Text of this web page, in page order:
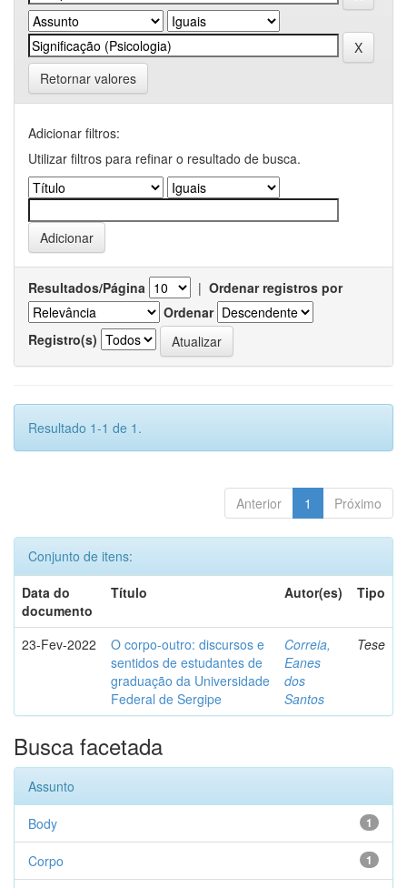
Retornar valores
Adicionar filtros:
Utilizar filtros para refinar o resultado de busca.
Resultados/Página | Ordenar registros por
Ordenar
Registro(s)
Resultado 1-1 de 1.
Anterior 1 Próximo
Conjunto de itens:
Data do
documento
Título Autor(es) Tipo
23-Fev-2022
O corpo-outro: discursos e
sentidos de estudantes de
graduação da Universidade
Federal de Sergipe
Correia,
Eanes
dos
Santos
Tese
Busca facetada
Assunto
1
Body
1
Corpo